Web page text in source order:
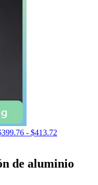
399.76 - $413.72
desde
$399.76
de aluminio